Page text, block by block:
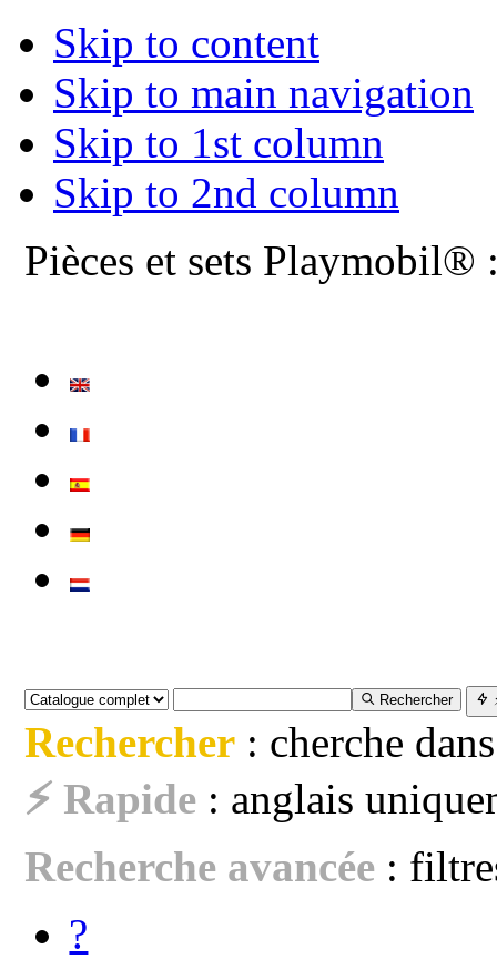
Skip to content
Skip to main navigation
Skip to 1st column
Skip to 2nd column
Pièces et sets Playmobil®
Rechercher
Rechercher : cherche
⚡ Rapide : anglais
Recherche avancée :
?